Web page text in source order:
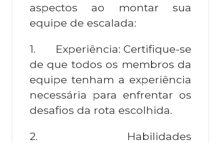
aspectos ao montar sua
equipe de escalada:
1.
Experiência: Certifique-se
de que todos os membros da
equipe tenham a experiência
necessária para enfrentar os
desafios da rota escolhida.
2.
Habilidades